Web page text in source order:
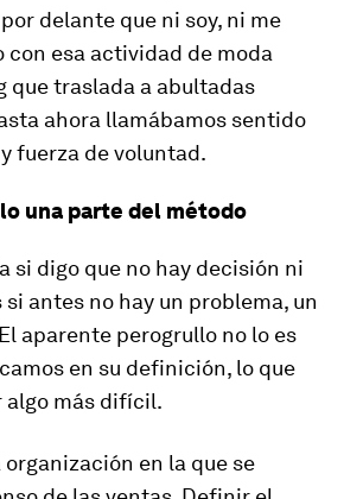
delante que ni soy, ni me
con esa actividad de moda
que traslada a abultadas
ahora llamábamos sentido
fuerza de voluntad.
una parte del método
si digo que no hay decisión ni
antes no hay un problema, un
aparente perogrullo no lo es
en su definición, lo que
algo más difícil.
en la que se